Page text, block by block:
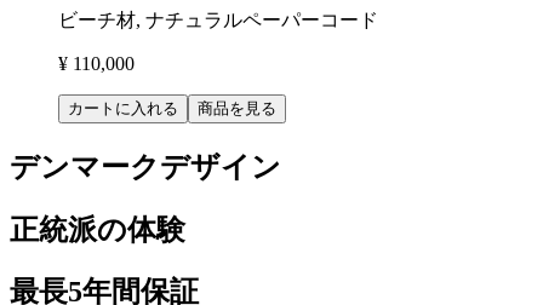
ビーチ材, ナチュラルペーパーコード
¥ 110,000
カートに入れる 商品を見る
デンマークデザイン
正統派の体験
最長5年間保証